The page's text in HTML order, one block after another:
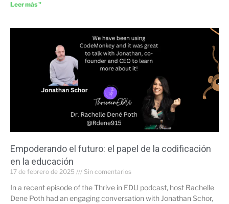
Leer más "
Empoderando el futuro: el papel de la codificación
en la educación
17 de febrero de 2025 Sin comentarios
In a recent episode of the Thrive in EDU podcast, host Rachelle
Dene Poth had an engaging conversation with Jonathan Schor,